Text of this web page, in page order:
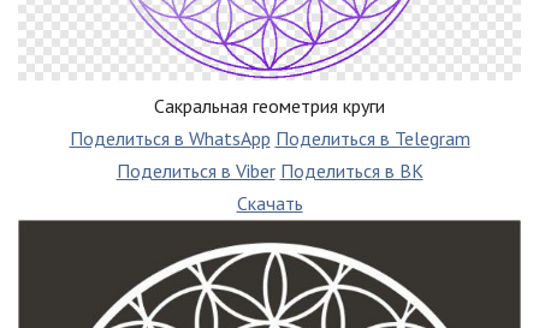
Сакральная геометрия круги
Поделиться в WhatsApp Поделиться в Telegram
Поделиться в Viber Поделиться в ВК
Скачать